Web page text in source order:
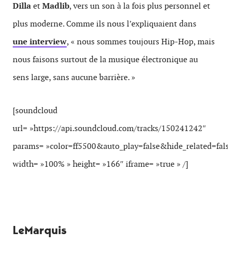
DillaetMadlib, vers un son à la fois plus personnel et
plus moderne. Comme ils nous l’expliquaient dans
une interview, « nous sommes toujours Hip-Hop, mais
nous faisons surtout de la musique électronique au
sens large, sans aucune barrière. »
[soundcloud
url= »https://api.soundcloud.com/tracks/150241242″
params=
width= »100% » height= »166″ iframe= »true » /]
LeMarquis